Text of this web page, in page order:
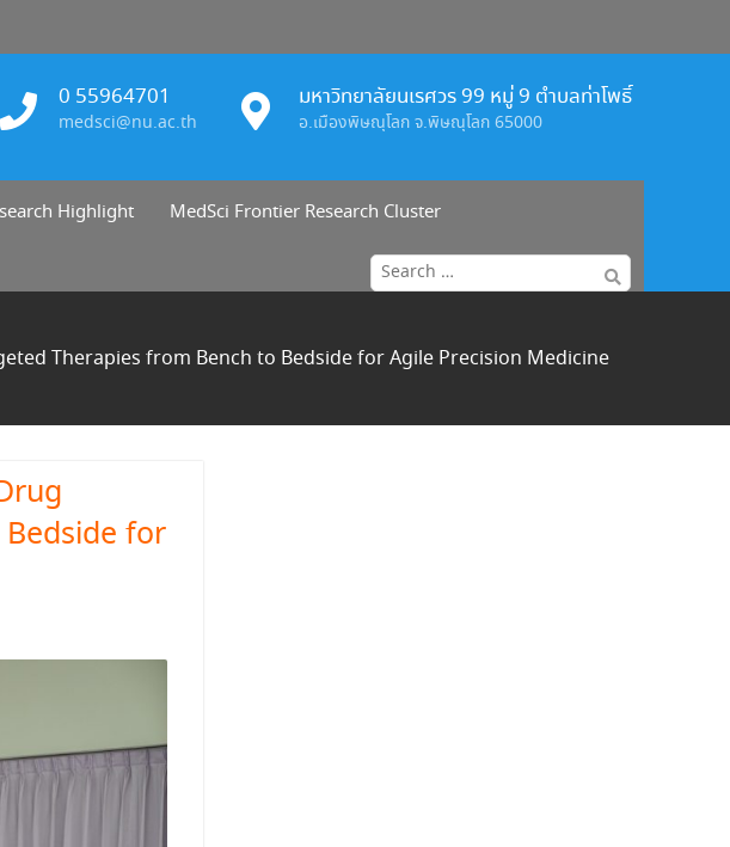
0 55964701
medsci@nu.ac.th
มหาวิทยาลัยนเรศวร 99 หมู่ 9 ตำบลท่าโพธิ์
อ.เมืองพิษณุโลก จ.พิษณุโลก 65000
Highlight MedSci Frontier Research Cluster
Search
for:
Therapies from Bench to Bedside for Agile Precision Medicine
for